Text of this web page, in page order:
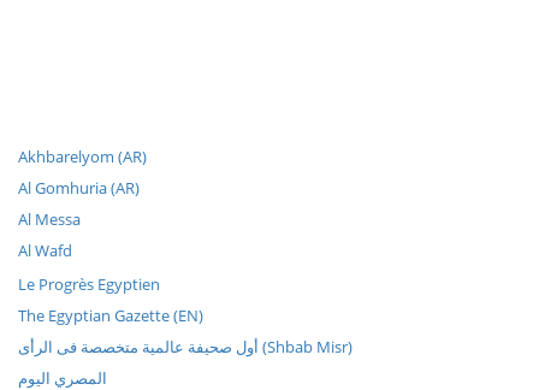
Akhbarelyom (AR)
Al Gomhuria (AR)
Al Messa
Al Wafd
Le Progrès Egyptien
The Egyptian Gazette (EN)
أول صحيفة عالمية متخصصة فى الرأى (Shbab Misr)
المصري اليوم